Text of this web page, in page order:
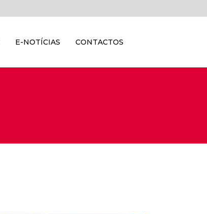
E-NOTÍCIAS CONTACTOS